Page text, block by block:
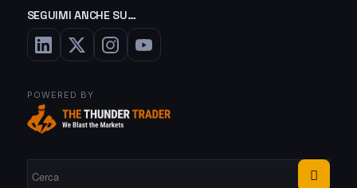
SEGUIMI ANCHE SU…
POWERED BY